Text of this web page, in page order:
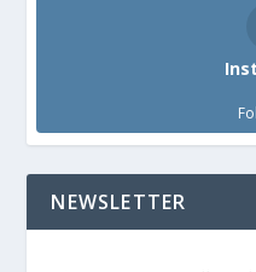
NEWSLETTER